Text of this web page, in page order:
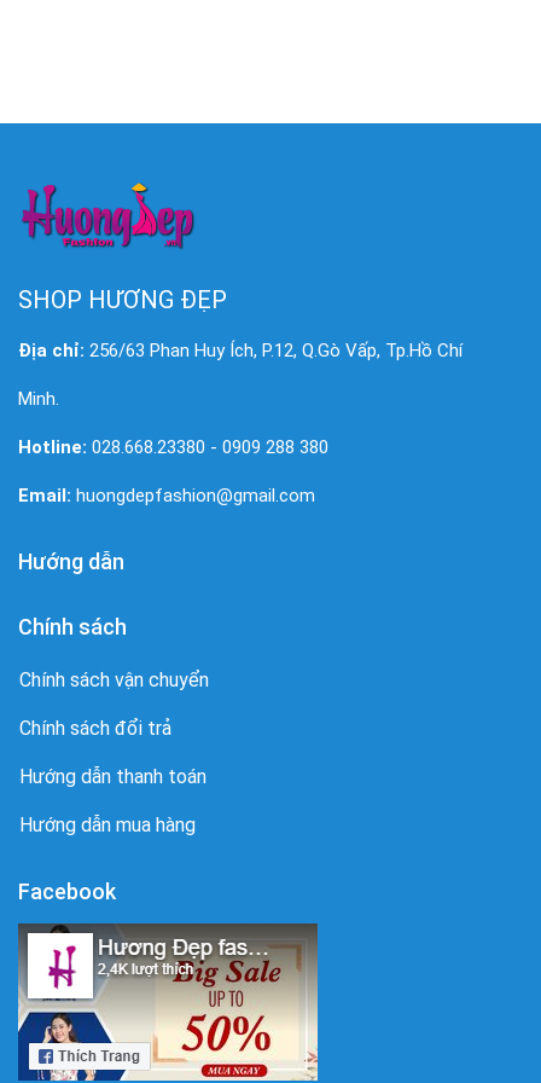
SHOP HƯƠNG ĐẸP
Địa chỉ: 256/63 Phan Huy Ích, P.12, Q.Gò Vấp, Tp.Hồ Chí
Minh.
Hotline: 028.668.23380 - 0909 288 380
Email: huongdepfashion@gmail.com
Hướng dẫn
Chính sách
Chính sách vận chuyển
Chính sách đổi trả
Hướng dẫn thanh toán
Hướng dẫn mua hàng
Facebook